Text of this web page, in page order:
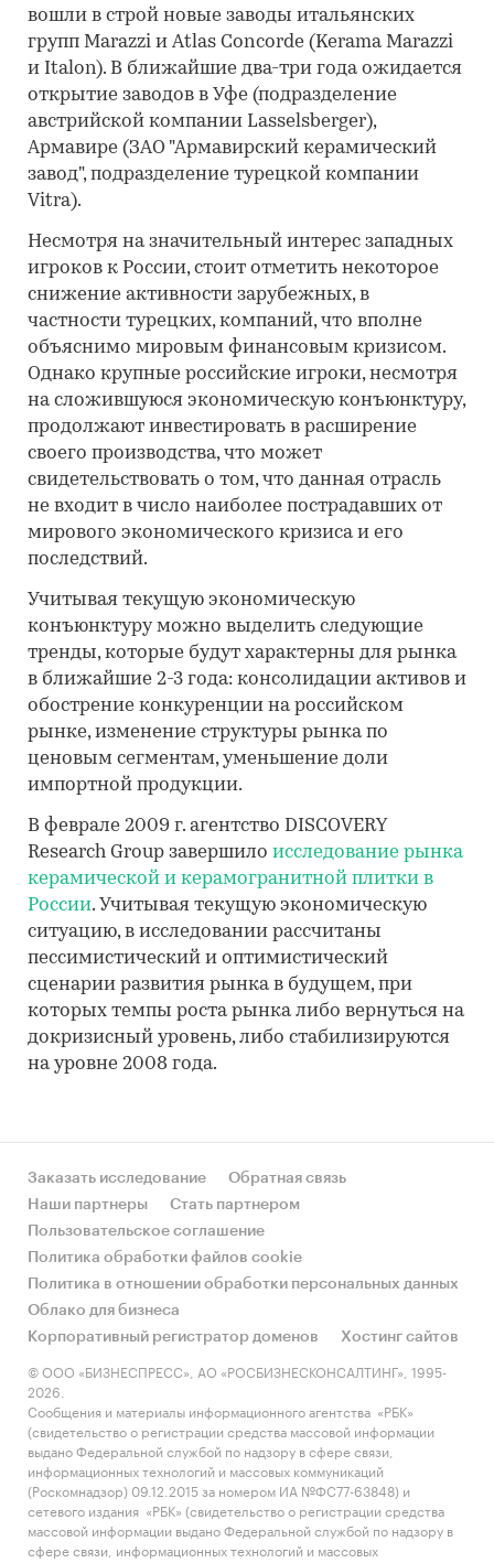
вошли в строй новые заводы итальянских
групп Marazzi и Atlas Concorde (Kerama Marazzi
и Italon). В ближайшие два-три года ожидается
открытие заводов в Уфе (подразделение
австрийской компании Lasselsberger),
Армавире (ЗАО "Армавирский керамический
завод", подразделение турецкой компании
Vitra).
Несмотря на значительный интерес западных
игроков к России, стоит отметить некоторое
снижение активности зарубежных, в
частности турецких, компаний, что вполне
объяснимо мировым финансовым кризисом.
Однако крупные российские игроки, несмотря
на сложившуюся экономическую конъюнктуру,
продолжают инвестировать в расширение
своего производства, что может
свидетельствовать о том, что данная отрасль
не входит в число наиболее пострадавших от
мирового экономического кризиса и его
последствий.
Учитывая текущую экономическую
конъюнктуру можно выделить следующие
тренды, которые будут характерны для рынка
в ближайшие 2-3 года: консолидации активов и
обострение конкуренции на российском
рынке, изменение структуры рынка по
ценовым сегментам, уменьшение доли
импортной продукции.
В феврале 2009 г. агентство DISCOVERY
Research Group завершило исследование рынка
керамической и керамогранитной плитки в
России. Учитывая текущую экономическую
ситуацию, в исследовании рассчитаны
пессимистический и оптимистический
сценарии развития рынка в будущем, при
которых темпы роста рынка либо вернуться на
докризисный уровень, либо стабилизируются
на уровне 2008 года.
Заказать исследование
Обратная связь
Наши партнеры
Стать партнером
Пользовательское соглашение
Политика обработки файлов cookie
Политика в отношении обработки персональных данных
Облако для бизнеса
Корпоративный регистратор доменов
Хостинг сайтов
© ООО «БИЗНЕСПРЕСС», АО «РОСБИЗНЕСКОНСАЛТИНГ», 1995-
2026.
Сообщения и материалы информационного агентства «РБК»
(свидетельство о регистрации средства массовой информации
выдано Федеральной службой по надзору в сфере связи,
информационных технологий и массовых коммуникаций
(Роскомнадзор) 09.12.2015 за номером ИА №ФС77-63848) и
сетевого издания «РБК» (свидетельство о регистрации средства
массовой информации выдано Федеральной службой по надзору в
сфере связи, информационных технологий и массовых